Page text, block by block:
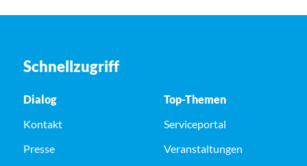
Schnellzugriff
Dialog
Kontakt
Presse
Top-Themen
Serviceportal
Veranstaltungen